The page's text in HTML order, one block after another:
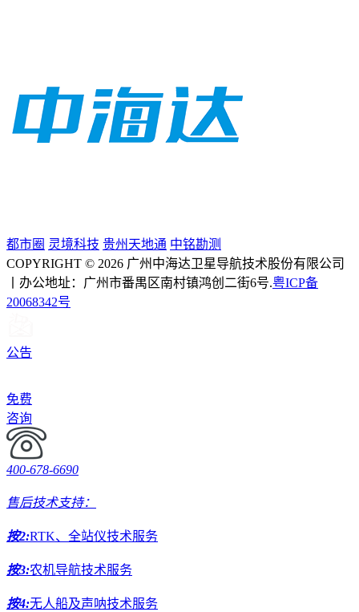
都市圈 灵境科技 贵州天地通 中铭勘测
COPYRIGHT © 2026 广州中海达卫星导航技术股份有限公司
丨办公地址：广州市番禺区南村镇鸿创二街6号.粤ICP备
20068342号
公告
免费
咨询
400-678-6690
售后技术支持：
按2:RTK、全站仪技术服务
按3:农机导航技术服务
按4:无人船及声呐技术服务